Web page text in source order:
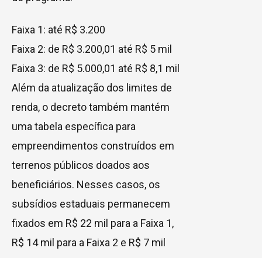
Faixa 1: até R$ 3.200
Faixa 2: de R$ 3.200,01 até R$ 5 mil
Faixa 3: de R$ 5.000,01 até R$ 8,1 mil
Além da atualização dos limites de
renda, o decreto também mantém
uma tabela específica para
empreendimentos construídos em
terrenos públicos doados aos
beneficiários. Nesses casos, os
subsídios estaduais permanecem
fixados em R$ 22 mil para a Faixa 1,
R$ 14 mil para a Faixa 2 e R$ 7 mil